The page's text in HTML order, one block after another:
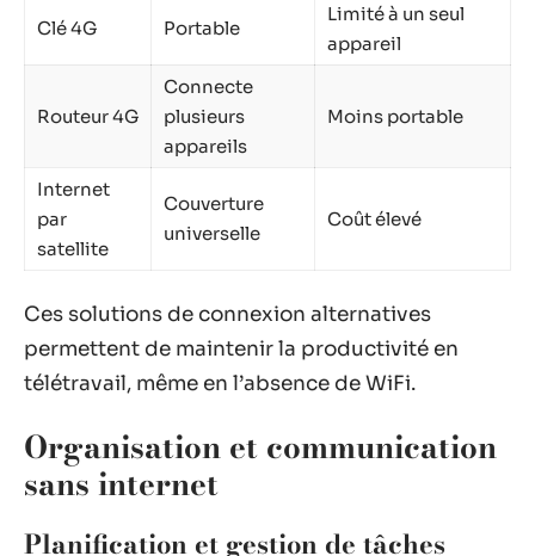
Clé 4G Portable
Limité à un seul
appareil
Routeur 4G
Connecte
plusieurs
appareils
Moins portable
Internet
par
satellite
Couverture
universelle
Coût élevé
Ces solutions de connexion alternatives
permettent de maintenir la productivité en
télétravail, même en l’absence de WiFi.
Organisation et communication
sans internet
Planification et gestion de tâches